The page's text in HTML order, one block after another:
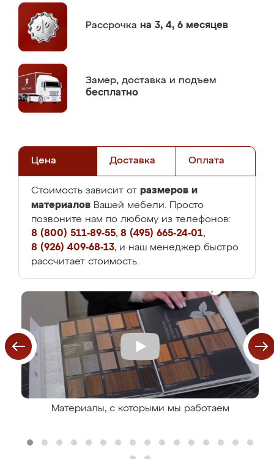
Рассрочка на 3, 4, 6 месяцев
Замер, доставка и подъем
бесплатно
Цена Доставка Оплата
Стоимость зависит от размеров и
материалов Вашей мебели. Просто
позвоните нам по любому из телефонов:
8 (800) 511-89-55, 8 (495) 665-24-01,
8 (926) 409-68-13, и наш менеджер быстро
рассчитает стоимость.
Материалы, с которыми мы работаем